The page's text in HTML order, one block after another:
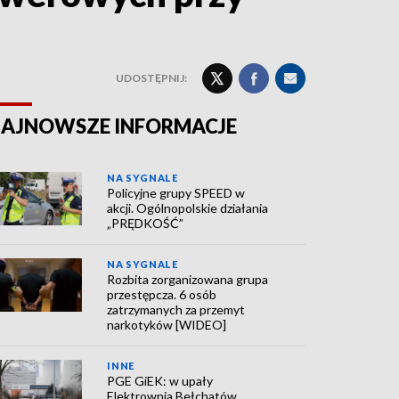
UDOSTĘPNIJ:
INFORMACJE
NA SYGNALE
Policyjne grupy SPEED w
akcji. Ogólnopolskie działania
„PRĘDKOŚĆ”
NA SYGNALE
Rozbita zorganizowana grupa
przestępcza. 6 osób
zatrzymanych za przemyt
narkotyków [WIDEO]
INNE
PGE GiEK: w upały
Elektrownia Bełchatów